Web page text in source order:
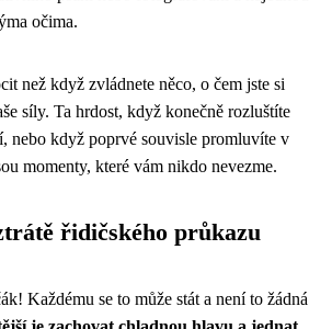
očima.
než když zvládnete něco, o čem jste si
síly. Ta hrdost, když konečně rozluštíte
nebo když poprvé souvisle promluvíte v
momenty, které vám nikdo nevezme.
řidičského průkazu
Každému se to může stát a není to žádná